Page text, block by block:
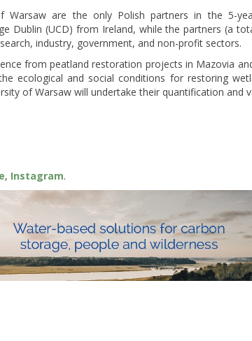
Warsaw are the only Polish partners in the 5-
Dublin (UCD) from Ireland, while the partners (a
industry, government, and non-profit sectors.
from peatland restoration projects in Mazovia
ecological and social conditions for restoring
of Warsaw will undertake their quantification and
, Instagram.